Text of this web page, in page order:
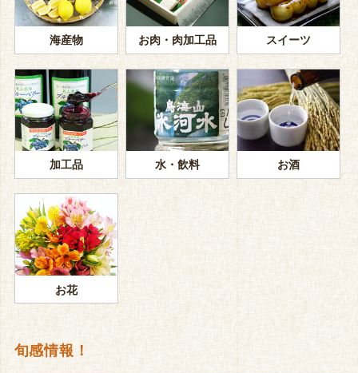
海産物 お肉・肉加工品 スイーツ
加工品 水・飲料 お酒
お花
旬感情報！